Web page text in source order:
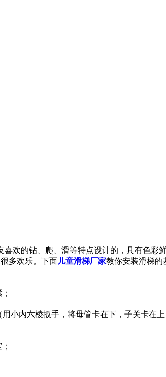
欢的钻、爬、滑等特点设计的，具有色彩
多欢乐。下面儿童滑梯厂家教你安装滑梯的
小内六棱扳手，将母管卡在下，子关卡在